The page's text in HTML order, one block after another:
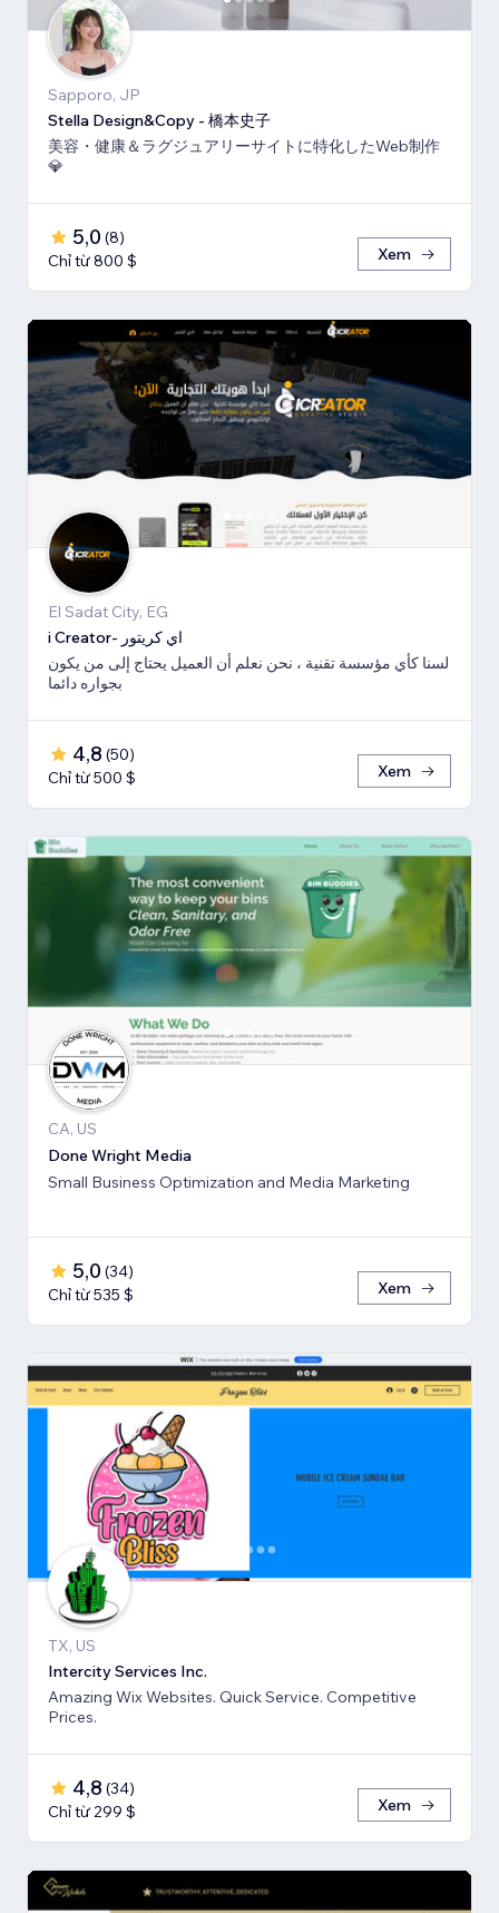
Sapporo, JP
Stella Design&Copy - 橋本史子
美容・健康＆ラグジュアリーサイトに特化したWeb制作
💎
5,0 (8)
Chỉ từ 800 $
Xem
El Sadat City, EG
i Creator- اي كريتور
لسنا كأي مؤسسة تقنية ، نحن نعلم أن العميل يحتاج إلى من يكون
بجواره دائما
4,8 (50)
Chỉ từ 500 $
Xem
CA, US
Done Wright Media
Small Business Optimization and Media Marketing
5,0 (34)
Chỉ từ 535 $
Xem
TX, US
Intercity Services Inc.
Amazing Wix Websites. Quick Service. Competitive
Prices.
4,8 (34)
Chỉ từ 299 $
Xem